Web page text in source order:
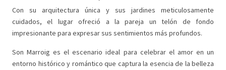
Con su arquitectura única y sus jardines meticulosamente
cuidados, el lugar ofreció a la pareja un telón de fondo
impresionante para expresar sus sentimientos más profundos.
Son Marroig es el escenario ideal para celebrar el amor en un
entorno histórico y romántico que captura la esencia de la belleza